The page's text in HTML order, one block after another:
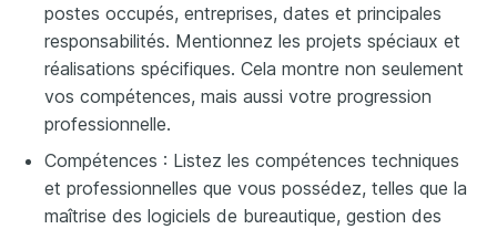
postes occupés, entreprises, dates et principales
responsabilités. Mentionnez les projets spéciaux et
réalisations spécifiques. Cela montre non seulement
vos compétences, mais aussi votre progression
professionnelle.
Compétences : Listez les compétences techniques
et professionnelles que vous possédez, telles que la
maîtrise des logiciels de bureautique, gestion des